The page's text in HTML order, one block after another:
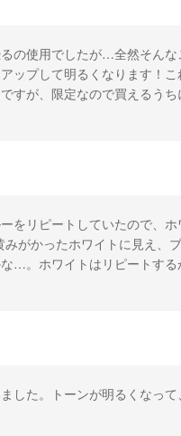
の使用でしたが…全然そん
ップして明るくなります！
すが、限定なので買えるう
をリピートしていたので、
みがかったホワイトに見え、
…。ホワイトはリピートす
した。トーンが明るくなっ